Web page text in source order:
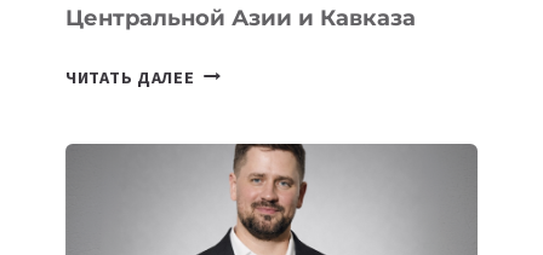
Центральной Азии и Кавказа
ЧИТАТЬ ДАЛЕЕ
КОМПАНИЯХ
ЦЕНТРАЛЬНОЙ